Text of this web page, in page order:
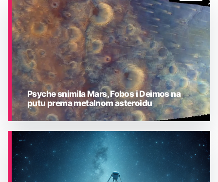
ASTRONOMIJA
Psyche snimila Mars, Fobos i Deimos na
putu prema metalnom asteroidu